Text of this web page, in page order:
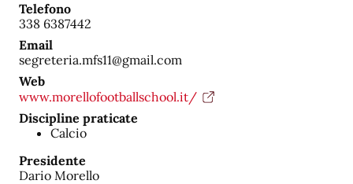
Telefono
338 6387442
Email
segreteria.mfs11@gmail.com
Web
www.morellofootballschool.it/
Discipline praticate
Calcio
Presidente
Dario Morello